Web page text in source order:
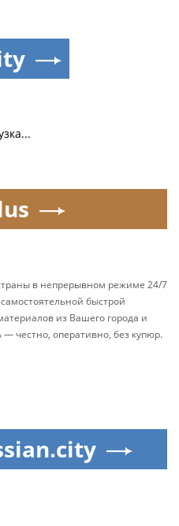
в непрерывном режиме 24/7
быстрой
из Вашего города и
— честно, оперативно, без купюр.